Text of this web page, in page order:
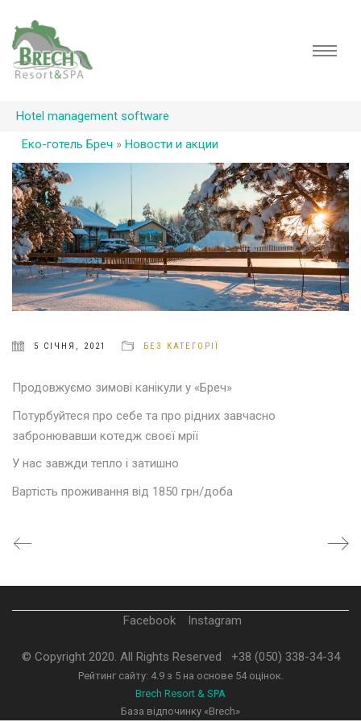
Hotel management software
Еко-готель Бреч » Новости и акции
5 СІЧНЯ, 2021 БЕЗ КАТЕГОРІЇ
Продовжуємо зимові канікули у «Бреч»
Потурбуйтеся про себе та про рідних завчасно
забронювавши котедж своєї мрії
У нас завжди тепло і затишно
Вартість проживання від 1850 грн/доба
Facebook Instagram
© Copyright 2020. All Rights Reserved +38 (050) 338-34-34
Рейтинг сайту: 4.9з 5 на основе 54оцінок.
Brech Resort & SPA
База відпочинку «Brech»